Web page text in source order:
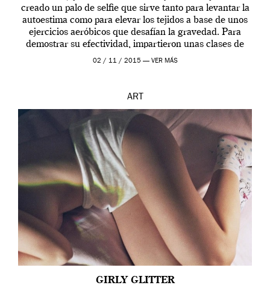
creado un palo de selfie que sirve tanto para levantar la
autoestima como para elevar los tejidos a base de unos
ejercicios aeróbicos que desafían la gravedad. Para
demostrar su efectividad, impartieron unas clases de
prueba en el Tate […]
02 / 11 / 2015 — VER MÁS
ART
GIRLY GLITTER